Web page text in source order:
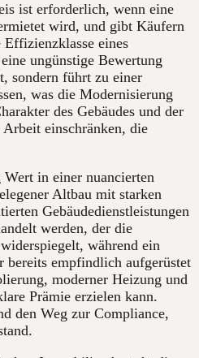
ist erforderlich, wenn eine
wird, und gibt Käufern
eines
ungünstige Bewertung
sondern führt zu einer
was die Modernisierung
des Gebäudes und der
einschränken, die
in einer nuancierten
Altbau mit starken
Gebäudedienstleistungen
werden, der die
während ein
bereits empfindlich aufgerüstet
moderner Heizung und
Prämie erzielen kann.
den Weg zur Compliance,